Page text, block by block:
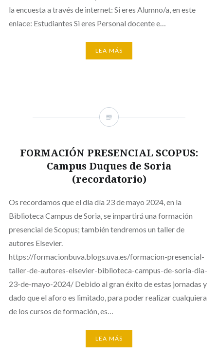
la encuesta a través de internet: Si eres Alumno/a, en este
enlace: Estudiantes Si eres Personal docente e…
LEA MÁS
FORMACIÓN PRESENCIAL SCOPUS:
Campus Duques de Soria
(recordatorio)
Os recordamos que el día día 23 de mayo 2024, en la
Biblioteca Campus de Soria, se impartirá una formación
presencial de Scopus; también tendremos un taller de
autores Elsevier.
https://formacionbuva.blogs.uva.es/formacion-presencial-
taller-de-autores-elsevier-biblioteca-campus-de-soria-dia-
23-de-mayo-2024/ Debido al gran éxito de estas jornadas y
dado que el aforo es limitado, para poder realizar cualquiera
de los cursos de formación, es…
LEA MÁS